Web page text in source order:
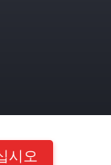
시오